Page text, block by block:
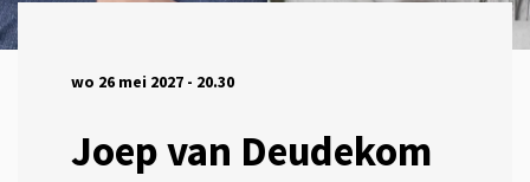
Joep van Deudekom
wo 26 mei 2027 - 20.30